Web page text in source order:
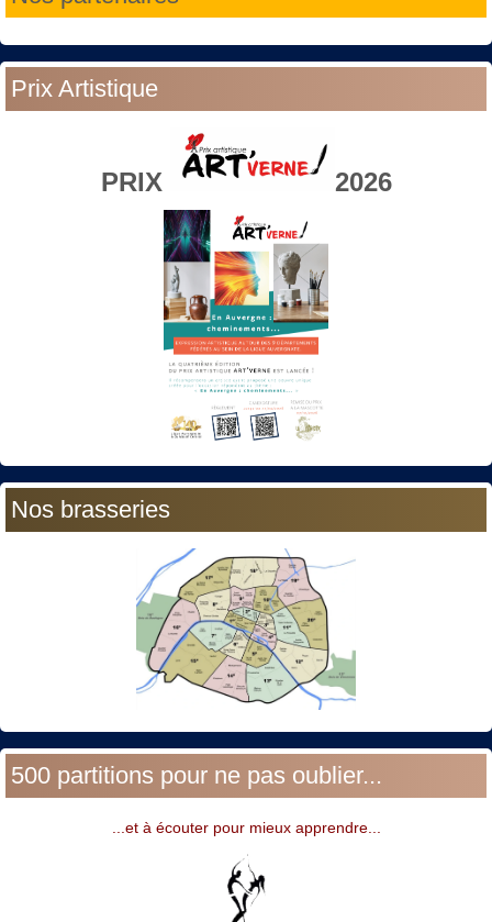
Prix Artistique
PRIX 2026
Nos brasseries
500 partitions pour ne pas oublier...
...et à écouter pour mieux apprendre...